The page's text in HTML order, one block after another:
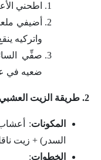
اطحني
أضيفي
واتركيه ينقع
صفِّي
ضعيه في
2. طريقة الزيت العشبي
المكونات:
السدر) + زيت
الخطوات: